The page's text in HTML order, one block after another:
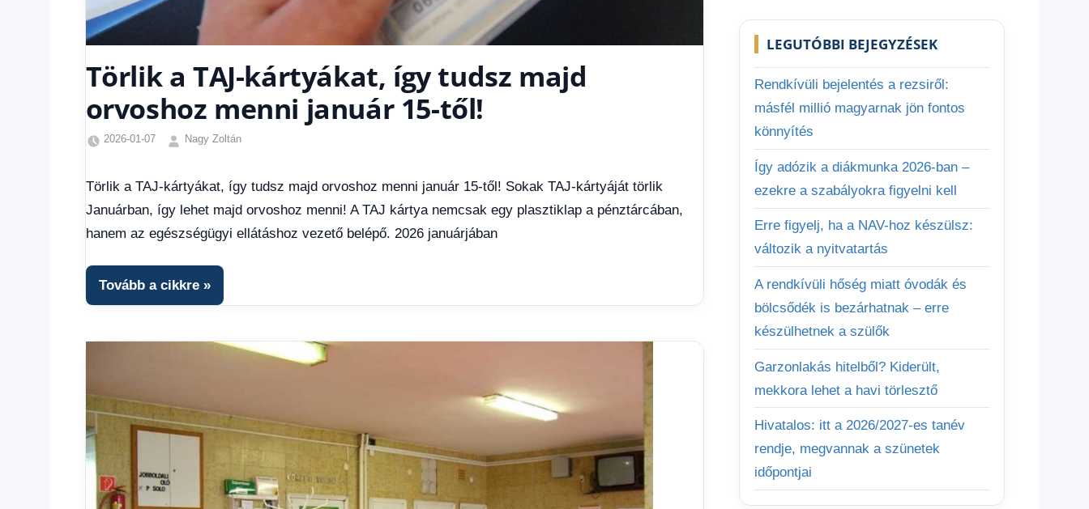
Törlik a TAJ-kártyákat, így tudsz majd
orvoshoz menni január 15-től!
2026-01-07
Nagy Zoltán
hírek,
Gazdaság,
Hírek,
Törlik a TAJ-kártyákat, így tudsz majd orvoshoz menni január 15-től! Sokak TAJ-kártyáját törlik
Januárban, így lehet majd orvoshoz menni! A TAJ kártya nemcsak egy plasztiklap a pénztárcában,
hanem az egészségügyi ellátáshoz vezető belépő. 2026 januárjában
Tovább a cikkre
LEGUTÓBBI BEJEGYZÉSEK
Rendkívüli bejelentés a rezsiről:
másfél millió magyarnak jön fontos
könnyítés
Így adózik a diákmunka 2026-ban –
ezekre a szabályokra figyelni kell
Erre figyelj, ha a NAV-hoz készülsz:
változik a nyitvatartás
A rendkívüli hőség miatt óvodák és
bölcsődék is bezárhatnak – erre
készülhetnek a szülők
Garzonlakás hitelből? Kiderült,
mekkora lehet a havi törlesztő
Hivatalos: itt a 2026/2027-es tanév
rendje, megvannak a szünetek
időpontjai